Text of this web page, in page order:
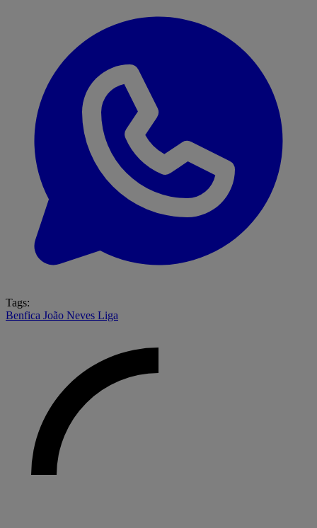
Tags:
Benfica João Neves Liga